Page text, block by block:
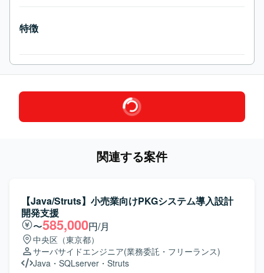
特徴
関連する案件
【Java/Struts】小売業向けPKGシステム導入設計
開発支援
〜585,000円/月
中央区（東京都）
サーバサイドエンジニア(業務委託・フリーランス)
Java ・ SQLserver ・ Struts